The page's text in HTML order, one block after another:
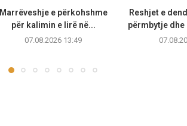
Marrëveshje e përkohshme
për kalimin e lirë në...
07.08.2026 13:49
Reshjet e
përmbytje